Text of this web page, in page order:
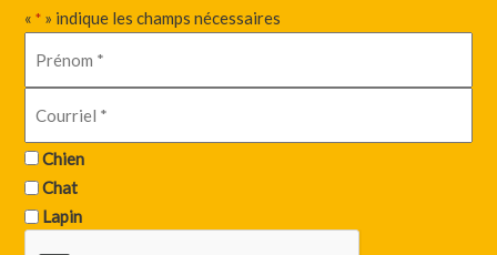
«* » indique les champs nécessaires
Chien
Chat
Lapin